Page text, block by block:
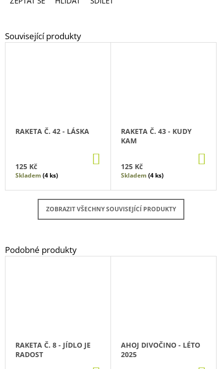
RAKETA Č. 42 - LÁSKA
125 Kč KOŠÍKU
Skladem (4 ks)
RAKETA Č. 43 - KUDY
KAM
125 Kč
Skladem (4 ks)
ZOBRAZIT VŠECHNY SOUVISEJÍCÍ PRODUKTY
RAKETA Č. 8 - JÍDLO JE
RADOST
AHOJ DIVOČINO - LÉTO
2025